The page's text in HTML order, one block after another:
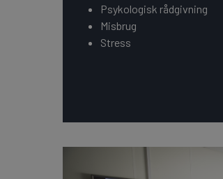
Psykologisk rådgivning
Misbrug
Stress